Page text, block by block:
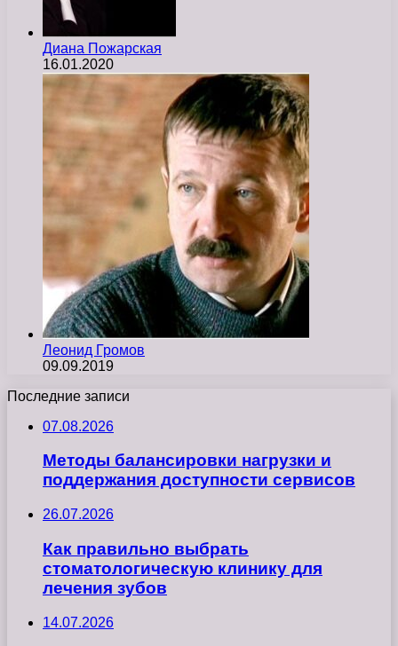
Диана Пожарская
16.01.2020
Леонид Громов
09.09.2019
Последние записи
07.08.2026
Методы балансировки нагрузки и
поддержания доступности сервисов
26.07.2026
Как правильно выбрать
стоматологическую клинику для
лечения зубов
14.07.2026